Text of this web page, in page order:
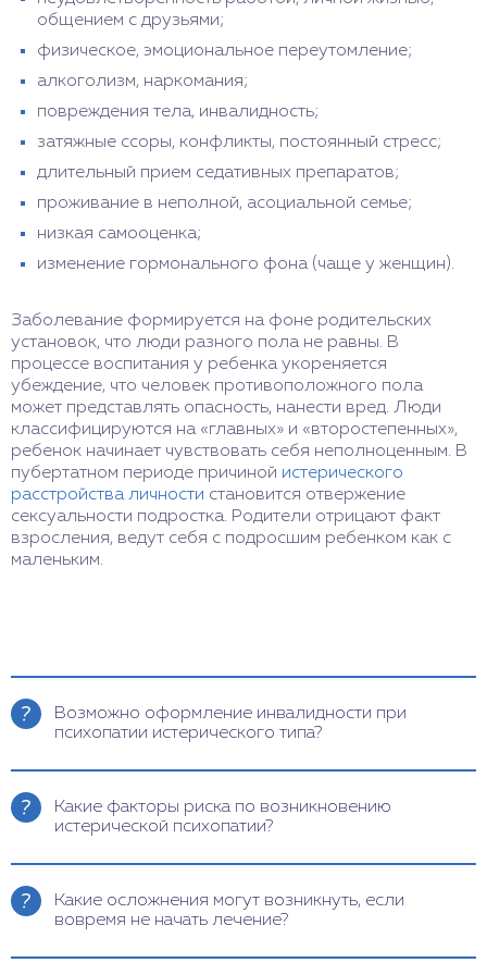
общением с друзьями;
физическое, эмоциональное переутомление;
алкоголизм, наркомания;
повреждения тела, инвалидность;
затяжные ссоры, конфликты, постоянный стресс;
длительный прием седативных препаратов;
проживание в неполной, асоциальной семье;
низкая самооценка;
изменение гормонального фона (чаще у женщин).
Заболевание формируется на фоне родительских
установок, что люди разного пола не равны. В
процессе воспитания у ребенка укореняется
убеждение, что человек противоположного пола
может представлять опасность, нанести вред. Люди
классифицируются на «главных» и «второстепенных»,
ребенок начинает чувствовать себя неполноценным. В
пубертатном периоде причиной истерического
расстройства личности становится отвержение
сексуальности подростка. Родители отрицают факт
взросления, ведут себя с подросшим ребенком как с
маленьким.
Возможно оформление инвалидности при
психопатии истерического типа?
В большинстве случаев прогноз при лечении
когда состояние не удается купировать
фармакологическими препаратами и
уточнения прогноза и обследования по
индивидуальному случаю позвоните в клинику
Какие факторы риска по возникновению
истерической психопатии?
Основной фактор, способствующий развитию
При неблагоприятный взаимоотношениях
формируется деструктивный тип мышления,
Какие осложнения могут возникнуть, если
вовремя не начать лечение?
Физиологические симптомы формируются в